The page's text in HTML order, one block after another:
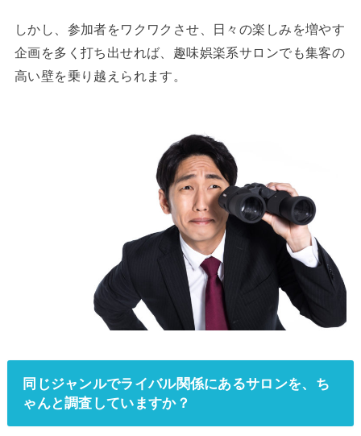
しかし、参加者をワクワクさせ、日々の楽しみを増やす
企画を多く打ち出せれば、趣味娯楽系サロンでも集客の
高い壁を乗り越えられます。
同じジャンルでライバル関係にあるサロンを、ち
ゃんと調査していますか？